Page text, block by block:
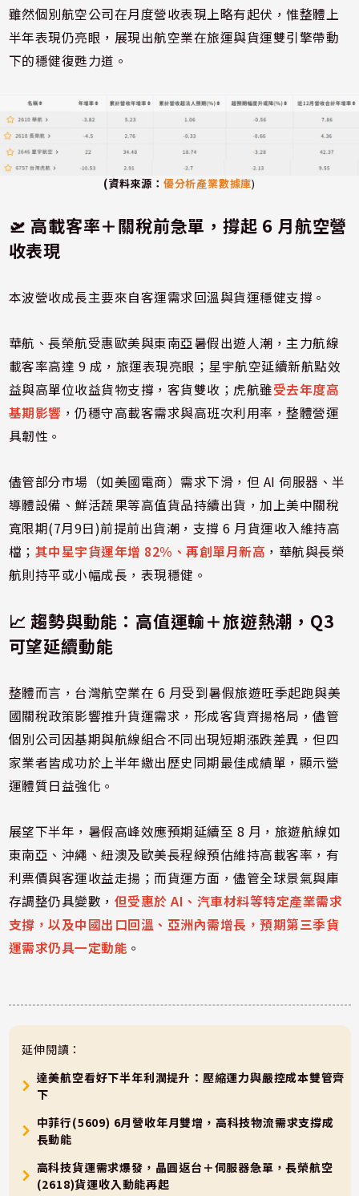
雖然個別航空公司在月度營收表現上略有起伏，惟整體上
半年表現仍亮眼，展現出航空業在旅運與貨運雙引擎帶動
下的穩健復甦力道。
(資料來源： 優分析產業數據庫)
🛫 高載客率＋關稅前急單，撐起 6 月航空營
收表現
本波營收成長主要來自客運需求回溫與貨運穩健支撐。
華航、長榮航受惠歐美與東南亞暑假出遊人潮，主力航線
載客率高達 9 成，旅運表現亮眼；星宇航空延續新航點效
益與高單位收益貨物支撐，客貨雙收；虎航雖受去年度高
基期影響 ，仍穩守高載客需求與高班次利用率，整體營運
具韌性。
儘管部分市場（如美國電商）需求下滑，但 AI 伺服器、半
導體設備、鮮活蔬果等高值貨品持續出貨，加上美中關稅
寬限期(7月9日)前提前出貨潮，支撐 6 月貨運收入維持高
檔； 其中星宇貨運年增 82%、再創單月新高 ，華航與長榮
航則持平或小幅成長，表現穩健。
📈 趨勢與動能：高值運輸＋旅遊熱潮，Q3
可望延續動能
整體而言，台灣航空業在 6 月受到暑假旅遊旺季起跑與美
國關稅政策影響推升貨運需求，形成客貨齊揚格局，儘管
個別公司因基期與航線組合不同出現短期漲跌差異，但四
家業者皆成功於上半年繳出歷史同期最佳成績單，顯示營
運體質日益強化。
展望下半年，暑假高峰效應預期延續至 8 月，旅遊航線如
東南亞、沖繩、紐澳及歐美長程線預估維持高載客率，有
利票價與客運收益走揚；而貨運方面，儘管全球景氣與庫
存調整仍具變數， 但受惠於 AI、汽車材料等特定產業需求
支撐，以及中國出口回溫、亞洲內需增長，預期第三季貨
運需求仍具一定動能 。
延伸閱讀：
達美航空看好下半年利潤提升：壓縮運力與嚴控成本雙管齊
下
中菲行(5609) 6月營收年月雙增，高科技物流需求支撐成
長動能
高科技貨運需求爆發，晶圓返台＋伺服器急單，長榮航空
(2618)貨運收入動能再起